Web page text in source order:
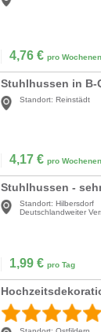
4,76 € pro
Stuhlhussen in
Standort: Reinstädt
4,17 € pro
Stuhlhussen -
Standort: Hilbersdorf
Deutschlandweiter
1,99 € pro Tag